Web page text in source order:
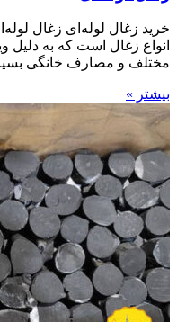
خرید زغال لوله‌ای زغال
انواع زغال است که به
مختلف و مصارف خانگی
بیشتر »